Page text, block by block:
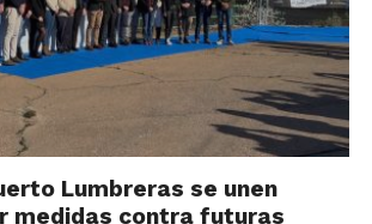
Lumbreras se unen
medidas contra futuras